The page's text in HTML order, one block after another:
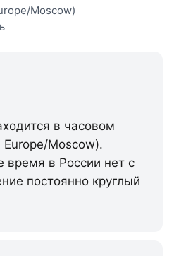
Moscow)
в часовом
Moscow).
время в России нет с
постоянно круглый